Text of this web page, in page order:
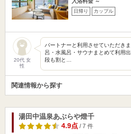
日帰り カップル
20代 女
性
パートナーと利用させていただき
呂・水風呂・サウナまとめて利用
段も割と…
関連情報から探す
湯田中温泉あぶらや燈千
4.9点/ 7 件